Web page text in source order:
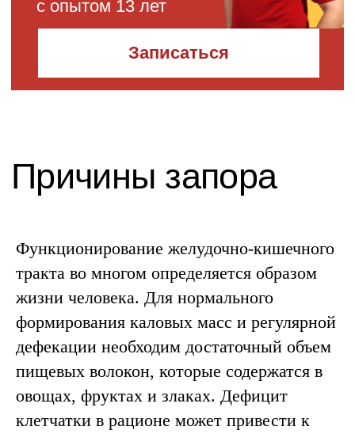
Функционирование желудочно-кишечного
тракта во многом определяется образом
жизни человека. Для нормального
формирования каловых масс и регулярной
дефекации необходим достаточный объем
пищевых волокон, которые содержатся в
овощах, фруктах и злаках. Дефицит
клетчатки в рационе может привести к